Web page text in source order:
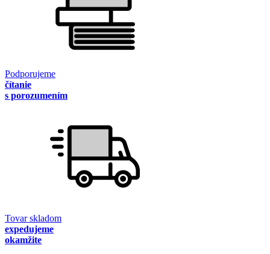
Podporujeme
čítanie
s porozumením
Tovar skladom
expedujeme
okamžite